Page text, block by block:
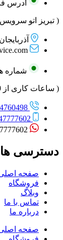
آدرس
( تبریز اتو
شماره
( ساعات کاری از 9 صبح الی 21 )
(041)
دسترسی
صفحه
فروشگاه
وبلاگ
تماس با ما
درباره ما
صفحه